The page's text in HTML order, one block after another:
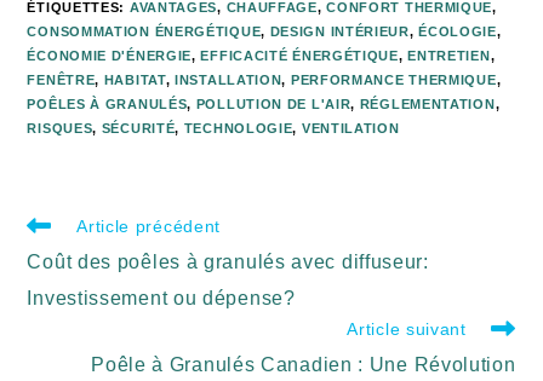
ÉTIQUETTES: AVANTAGES, CHAUFFAGE, CONFORT THERMIQUE,
CONSOMMATION ÉNERGÉTIQUE, DESIGN INTÉRIEUR, ÉCOLOGIE,
ÉCONOMIE D'ÉNERGIE, EFFICACITÉ ÉNERGÉTIQUE, ENTRETIEN,
FENÊTRE, HABITAT, INSTALLATION, PERFORMANCE THERMIQUE,
POÊLES À GRANULÉS, POLLUTION DE L'AIR, RÉGLEMENTATION,
RISQUES, SÉCURITÉ, TECHNOLOGIE, VENTILATION
Article précédent
Coût des poêles à granulés avec diffuseur:
Investissement ou dépense?
Article suivant
Poêle à Granulés Canadien : Une Révolution